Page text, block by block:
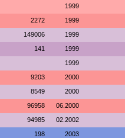
1999
2272 1999
149006 1999
141 1999
1999
9203 2000
8549 2000
96958 06.2000
94985 02.2002
198 2003